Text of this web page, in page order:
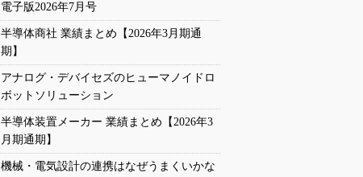
電子版2026年7月号
半導体商社 業績まとめ【2026年3月期通
期】
アナログ・デバイセズのヒューマノイドロ
ボットソリューション
半導体装置メーカー 業績まとめ【2026年3
月期通期】
機械・電気設計の連携はなぜうまくいかな